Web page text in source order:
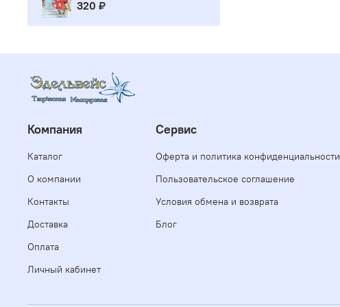
320 ₽
Компания
Каталог
О компании
Контакты
Доставка
Оплата
Личный кабинет
Сервис
Оферта и политика конфиденциальности
Пользовательское соглашение
Условия обмена и возврата
Блог